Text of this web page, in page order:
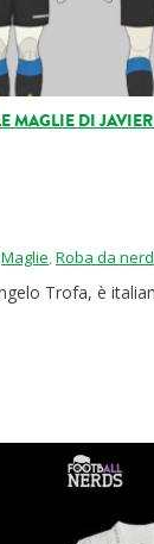
MAGLIE DI
Maglie,Roba da
Trofa, è